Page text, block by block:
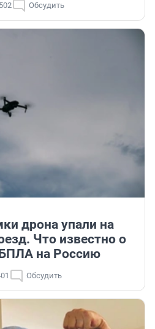
Обсудить
дрона упали на
Что известно о
на Россию
Обсудить